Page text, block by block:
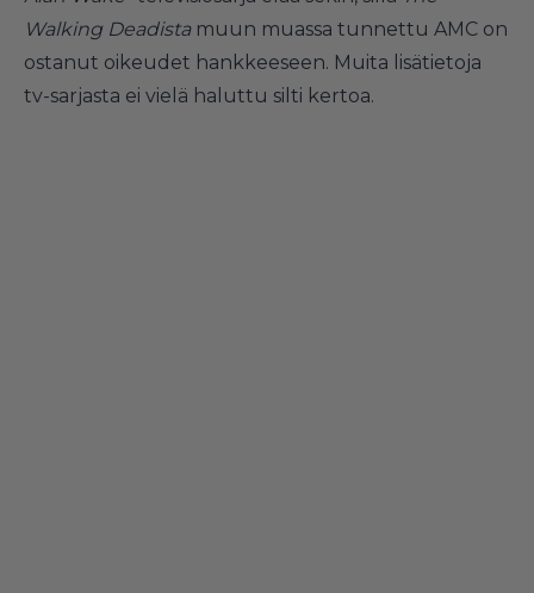
Walking Deadista muun muassa tunnettu AMC on
ostanut oikeudet hankkeeseen. Muita lisätietoja
tv-sarjasta ei vielä haluttu silti kertoa.